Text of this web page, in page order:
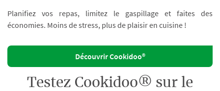
Planifiez vos repas, limitez le gaspillage et faites des
économies. Moins de stress, plus de plaisir en cuisine !
Découvrir Cookidoo®
Testez Cookidoo® sur le